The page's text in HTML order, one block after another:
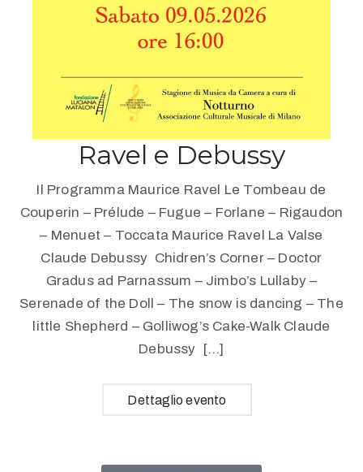
Ravel e Debussy
Il Programma Maurice Ravel Le Tombeau de
Couperin – Prélude – Fugue – Forlane – Rigaudon
– Menuet – Toccata Maurice Ravel La Valse
Claude Debussy Chidren’s Corner – Doctor
Gradus ad Parnassum – Jimbo’s Lullaby –
Serenade of the Doll – The snow is dancing – The
little Shepherd – Golliwog’s Cake-Walk Claude
Debussy […]
Dettaglio evento